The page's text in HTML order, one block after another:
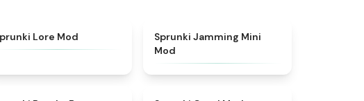
Lore Mod ★
Sprunki Jamming Mini
Mod